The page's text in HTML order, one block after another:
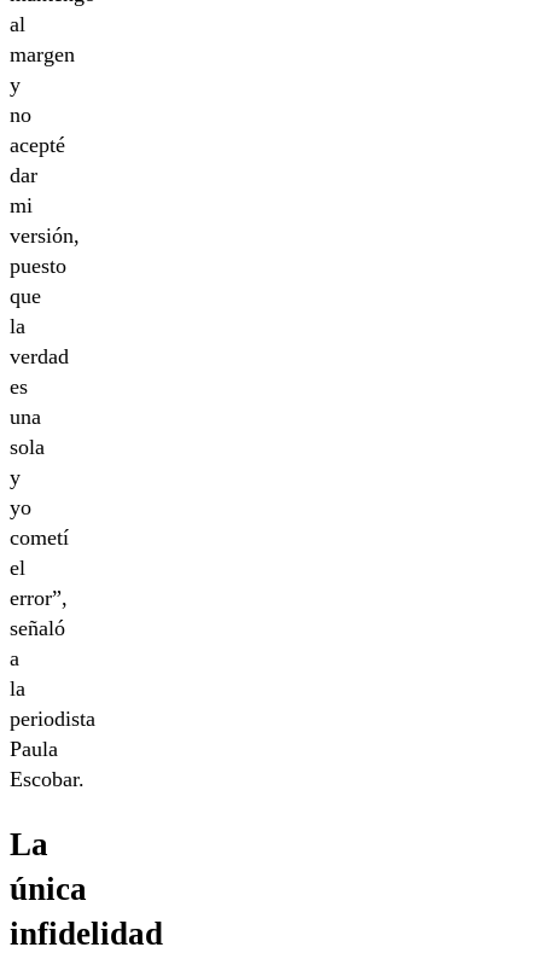
al
margen
y
no
acepté
dar
mi
versión,
puesto
que
la
verdad
es
una
sola
y
yo
cometí
el
error”,
señaló
a
la
periodista
Paula
Escobar.
La
única
infidelidad